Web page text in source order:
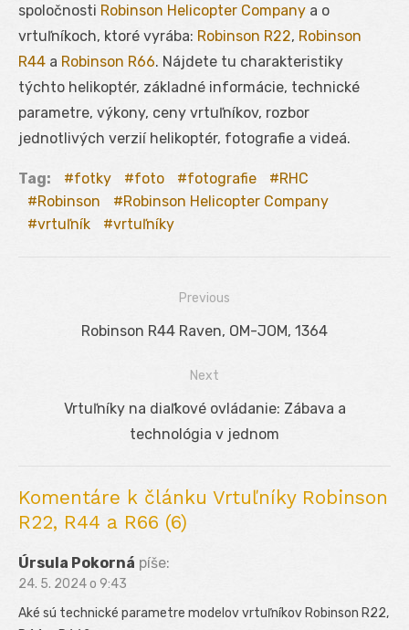
spoločnosti Robinson Helicopter Company a o
vrtuľníkoch, ktoré vyrába: Robinson R22, Robinson
R44 a Robinson R66. Nájdete tu charakteristiky
týchto helikoptér, základné informácie, technické
parametre, výkony, ceny vrtuľníkov, rozbor
jednotlivých verzií helikoptér, fotografie a videá.
Tag: fotky foto fotografie
RHC
Robinson
Robinson Helicopter Company
vrtuľník
vrtuľníky
Navigácia
Previous
Previous
Robinson R44 Raven, OM-JOM, 1364
Next
Vrtuľníky na diaľkové ovládanie: Zábava a
technológia v jednom
Komentáre k článku Vrtuľníky Robinson
R22, R44 a R66 (6)
Úrsula Pokorná píše:
24. 5. 2024 o 9:43
Aké sú technické parametre modelov vrtuľníkov Robinson R22,